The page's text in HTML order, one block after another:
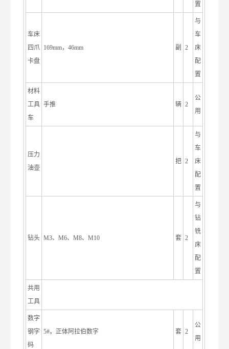
置
车床
四爪
卡盘
169mm，46mm 副 2
与
车
床
配
置
材料
工具
车
手推 辆 2
公
用
压力
油壶
把 2
与
车
床
配
置
钻头 M3、M6、M8、M10 套 2
与
钻
铣
床
配
置
共用
工具
数字
钢字
码
5#。正体阿拉伯数字 套 2
公
用